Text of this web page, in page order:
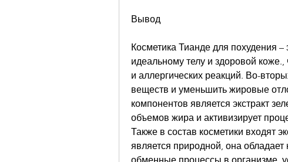
Вывод
Косметика Тианде для похудения
идеальному телу и здоровой
и аллергических реакций. Во-
веществ и уменьшить жировые
компонентов является экстракт
объемов жира и активизирует
Также в состав косметики входят
является природной, она